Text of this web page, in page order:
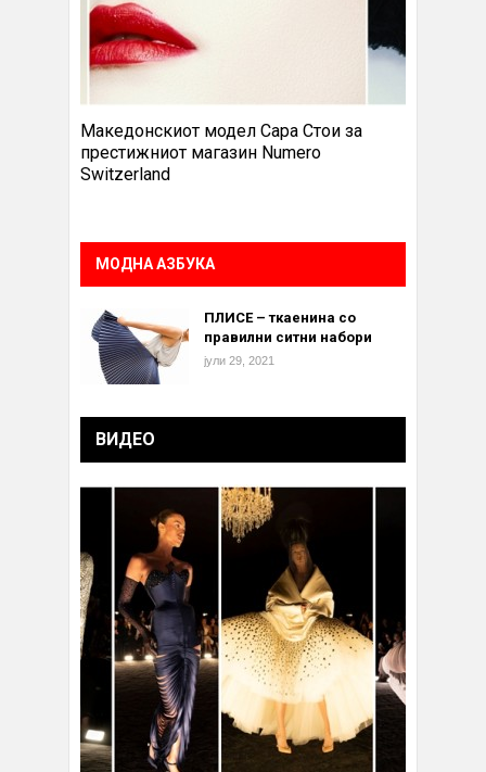
Македонскиот модел Сара Стои за
престижниот магазин Numero
Switzerland
МОДНА АЗБУКА
ПЛИСЕ – ткаенина со
правилни ситни набори
јули 29, 2021
ВИДЕО